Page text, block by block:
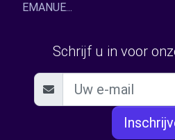
EMANUE...
Schrijf u in voor